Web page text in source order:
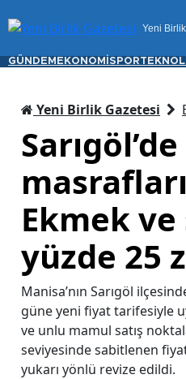
Yeni
GÜNDEM EKONOMİ SPOR
Yeni Birlik Gazetesi
Ekmek
yüzde 25
Manisa’nın Sarıgöl
güne yeni fiyat tarifesiyle
ve unlu mamul satış
seviyesinde sabitlenen
yukarı yönlü revize edildi.